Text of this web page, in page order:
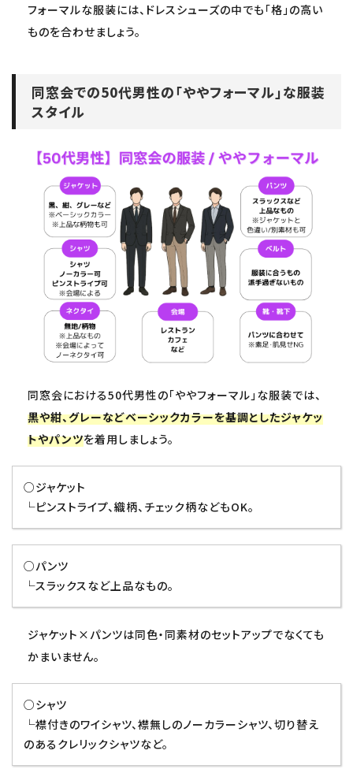
フォーマルな服装には、ドレスシューズの中でも「格」の高い
ものを合わせましょう。
同窓会での50代男性の「ややフォーマル」な服装
スタイル
同窓会における50代男性の「ややフォーマル」な服装では、
黒や紺、グレーなどベーシックカラーを基調としたジャケッ
トやパンツを着用しましょう。
○ジャケット
└ピンストライプ、織柄、チェック柄などもOK。
○パンツ
└スラックスなど上品なもの。
ジャケット×パンツは同色・同素材のセットアップでなくても
かまいません。
○シャツ
└襟付きのワイシャツ、襟無しのノーカラーシャツ、切り替え
のあるクレリックシャツなど。